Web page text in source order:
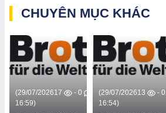
KHUYẾT TẬT
VỰC GIÁO
DỤC Ở VÙNG
KHÓ KHĂN,
MIỀN NÚI,
VÙNG ĐỒNG
BÀO DÂN
TỘC THIỂU
CHUYÊN MỤC KHÁC
(29/07/2026
16:59)
17 - 0
(29/07/2026
16:54)
13 - 0